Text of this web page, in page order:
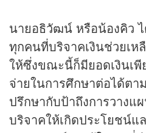
นายอธิวัฒน์ หรือน้องคิว
ทุกคนที่บริจาคเงินช่วยเห
ให้ซึ่งขณะนี้ก็มียอดเงินเพี
จ่ายในการศึกษาต่อได้ต
ปรึกษากับป้าถึงการวางแ
บริจาคให้เกิดประโยชน์